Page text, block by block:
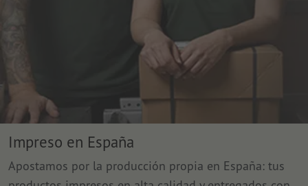
Impreso en España
Apostamos por la producción propia en España: tus